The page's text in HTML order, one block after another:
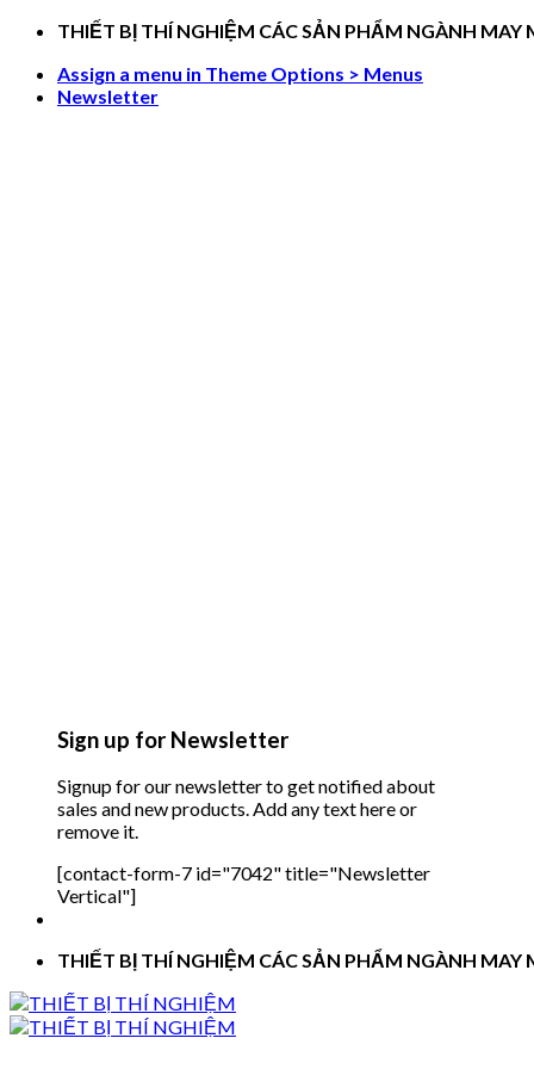
Skip
content
THIẾT BỊ THÍ NGHIỆM CÁC SẢN PHẨM NGÀNH MAY
Assign a menu in Theme Options > Menus
Newsletter
Sign up for Newsletter
Signup for our newsletter to get notified about
sales and new products. Add any text here or
remove it.
[contact-form-7 id="7042" title="Newsletter
Vertical"]
THIẾT BỊ THÍ NGHIỆM CÁC SẢN PHẨM NGÀNH MAY